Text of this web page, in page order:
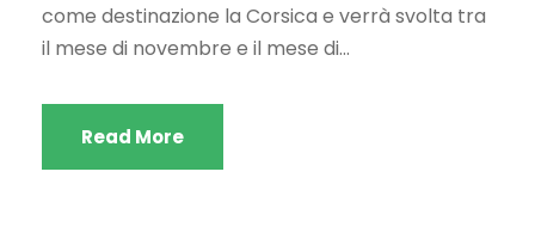
come destinazione la Corsica e verrà svolta tra
il mese di novembre e il mese di...
Read More